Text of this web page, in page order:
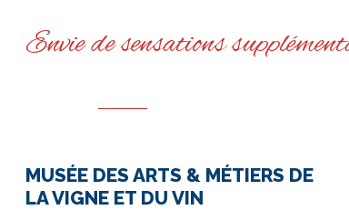
Envie de sensations
MUSÉE DES ARTS & MÉTIERS DE
LA VIGNE ET DU VIN